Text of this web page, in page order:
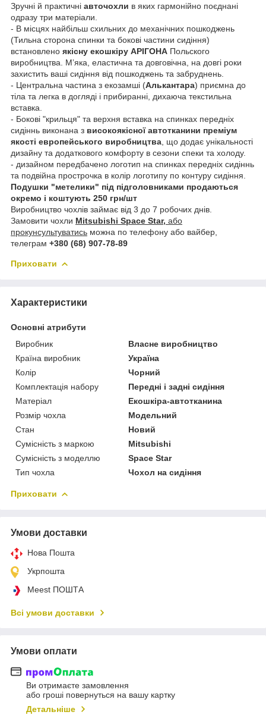
Зручні й практичні авточохли в яких гармонійно поєднані
одразу три матеріали.
- В місцях найбільш схильних до механічних пошкоджень
(Тильна сторона спинки та бокові частини сидіння)
встановлено якісну екошкіру АРІГОНА Польского
виробництва. Мʼяка, еластична та довговічна, на довгі роки
захистить ваші сидіння від пошкоджень та забруднень.
- Центральна частина з екозамші (Алькантара) приємна до
тіла та легка в догляді і прибиранні, дихаюча текстильна
вставка.
- Бокові "крильця" та верхня вставка на спинках передніх
сидіннь виконана з високоякісної автотканини преміум
якості европейського виробництва , що додає унікальності
дизайну та додаткового комфорту в сезони спеки та холоду.
- дизайном передбачено логотип на спинках передніх сидіннь
та подвійна прострочка в колір логотипу по контуру сидіння.
Подушки "метелики" під підголовниками продаються
окремо і коштують 250 грн/шт
Виробництво чохлів займає від 3 до 7 робочих днів.
Замовити чохли Mitsubishi Space Star, або
прокунсультуватись можна по телефону або вайбер,
телеграм +380 (68) 907-78-89
Приховати
Характеристики
Основні атрибути
Виробник
Власне виробництво
Країна виробник
Україна
Колір
Чорний
Комплектація набору
Передні і задні сидіння
Матеріал
Екошкіра-автотканина
Розмір чохла
Модельний
Стан
Новий
Сумісність з маркою
Mitsubishi
Сумісність з моделлю
Space Star
Тип чохла
Чохол на сидіння
Приховати
Умови доставки
Нова Пошта
Укрпошта
Meest ПОШТА
Всі умови доставки
Умови оплати
Ви отримаєте замовлення
або гроші повернуться на вашу картку
Детальніше